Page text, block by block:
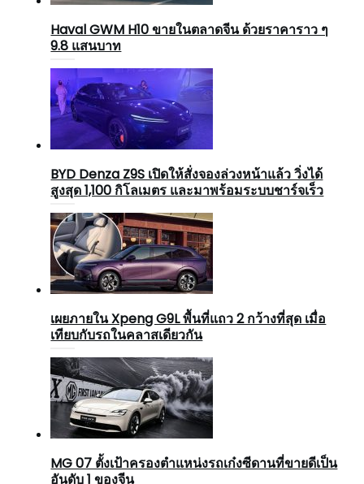
Haval GWM H10 ขายในตลาดจีน ด้วยราคาราว ๆ
9.8 แสนบาท
BYD Denza Z9S เปิดให้สั่งจองล่วงหน้าแล้ว วิ่งได้
สูงสุด 1,100 กิโลเมตร และมาพร้อมระบบชาร์จเร็ว
เผยภายใน Xpeng G9L พื้นที่แถว 2 กว้างที่สุด เมื่อ
เทียบกับรถในคลาสเดียวกัน
MG 07 ตั้งเป้าครองตำแหน่งรถเก๋งซีดานที่ขายดีเป็น
อันดับ 1 ของจีน